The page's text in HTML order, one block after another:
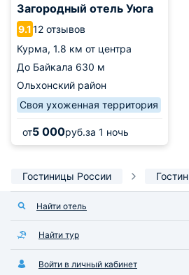
Загородный отель Уюга
9.112 отзывов
Курма, 1.8 км от центра
До Байкала 630 м
Ольхонский район
Своя ухоженная территория
от5 000руб.за 1 ночь
Гостиницы России
Найти отель
Найти тур
Войти в личный кабинет